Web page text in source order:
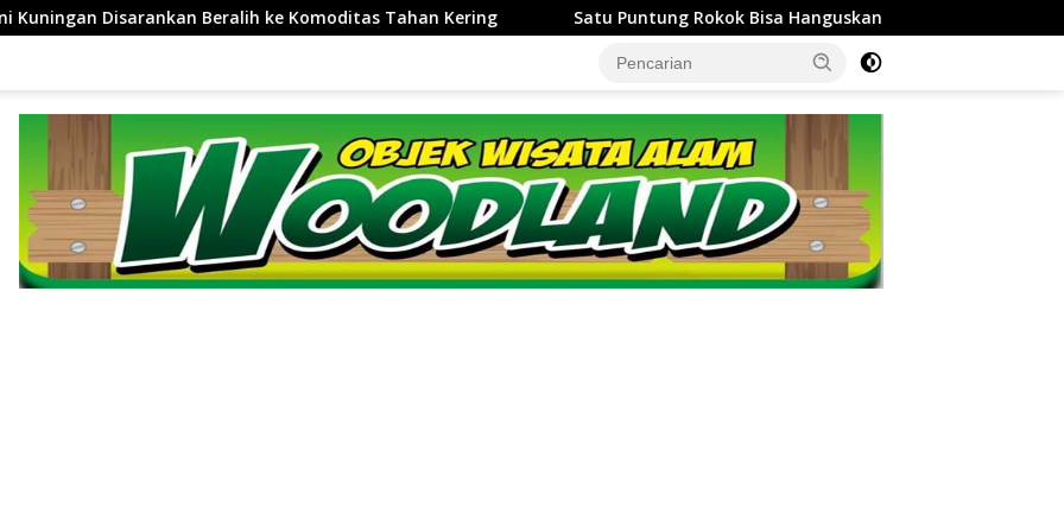
Tahan Kering Satu Puntung Rokok Bisa Hanguskan Ratusan Hektare Hutan, Bupati Kuningan Ingatkan